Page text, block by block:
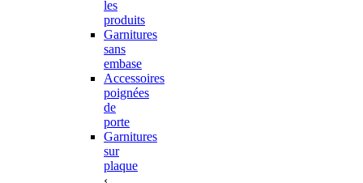
les
produits
Garnitures
sans
embase
Accessoires
poignées
de
porte
Garnitures
sur
plaque
‹